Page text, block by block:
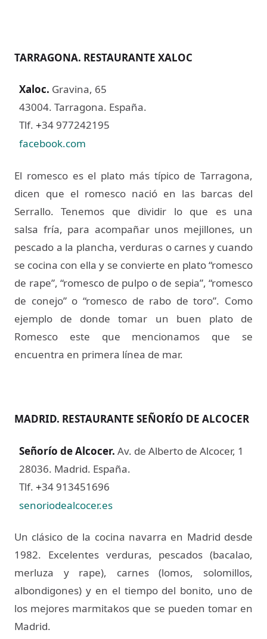
TARRAGONA. RESTAURANTE XALOC
Xaloc. Gravina, 65
43004. Tarragona. España.
Tlf. +34 977242195
facebook.com
El romesco es el plato más típico de Tarragona,
dicen que el romesco nació en las barcas del
Serrallo. Tenemos que dividir lo que es una
salsa fría, para acompañar unos mejillones, un
pescado a la plancha, verduras o carnes y cuando
se cocina con ella y se convierte en plato “romesco
de rape”, “romesco de pulpo o de sepia”, “romesco
de conejo” o “romesco de rabo de toro”. Como
ejemplo de donde tomar un buen plato de
Romesco este que mencionamos que se
encuentra en primera línea de mar.
MADRID. RESTAURANTE SEÑORÍO DE ALCOCER
Señorío de Alcocer. Av. de Alberto de Alcocer, 1
28036. Madrid. España.
Tlf. +34 913451696
senoriodealcocer.es
Un clásico de la cocina navarra en Madrid desde
1982. Excelentes verduras, pescados (bacalao,
merluza y rape), carnes (lomos, solomillos,
albondigones) y en el tiempo del bonito, uno de
los mejores marmitakos que se pueden tomar en
Madrid.